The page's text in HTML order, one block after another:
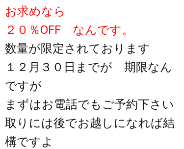
お求めなら
２０％OFF なんです。
数量が限定されております
１２月３０日までが 期限なん
ですが
まずはお電話でもご予約下さい
取りには後でお越しになれば結
構ですよ